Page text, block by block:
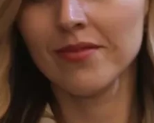
Страните от
масата за преговори по
министър Велислава